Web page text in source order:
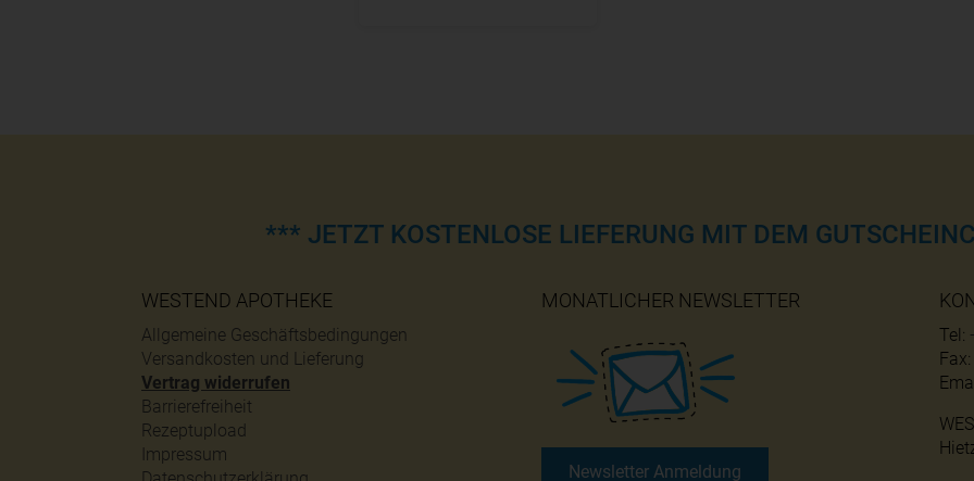
*** JETZT KOSTENLOSE LIEFERUNG MIT DEM
WESTEND APOTHEKE
Allgemeine Geschäftsbedingungen
Versandkosten und Lieferung
Vertrag widerrufen
Barrierefreiheit
Rezeptupload
Impressum
MONATLICHER NEWSLETTER
Newsletter Anmeldung
Tel:
Fax: